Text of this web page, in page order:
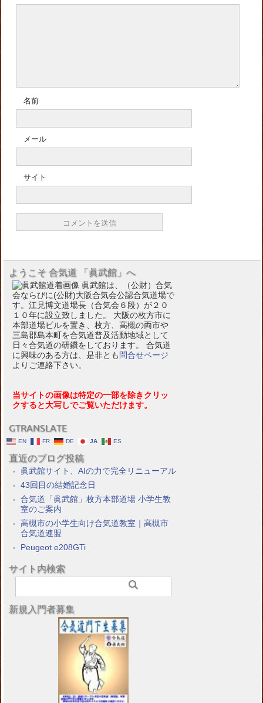
名前
メール
サイト
ようこそ 合気道 「眞武館」へ
眞武館は、（公財）合気
会ならびに(公財)大阪合気会公認合気道場で
す。江見博文道場長（合気会６段）が２０
１０年に設立致しました。 大阪の枚方市に
本部道場ビルを置き、枚方、高槻の両市や
三島郡島本町を合気道普及活動地域として
日々合気道の研鑽をしております。 合気道
に興味のある方は、是非とも 問合せページ
よりご連絡下さい。
当サイトの画像は特定の一部を除きクリッ
クすると大写しでご覧いただけます。
GTRANSLATE
EN FR DE JA ES
直近のブログ投稿
眞武館サイト、AIの力で完全リニューアル
43回目の結婚記念日
合気道「眞武館」枚方本部道場 小学生教
室のご案内
高槻市の小学生向け合気道教室｜高槻市
合気道連盟
Peugeot e208GTi
サイト内検索
新規入門者募集